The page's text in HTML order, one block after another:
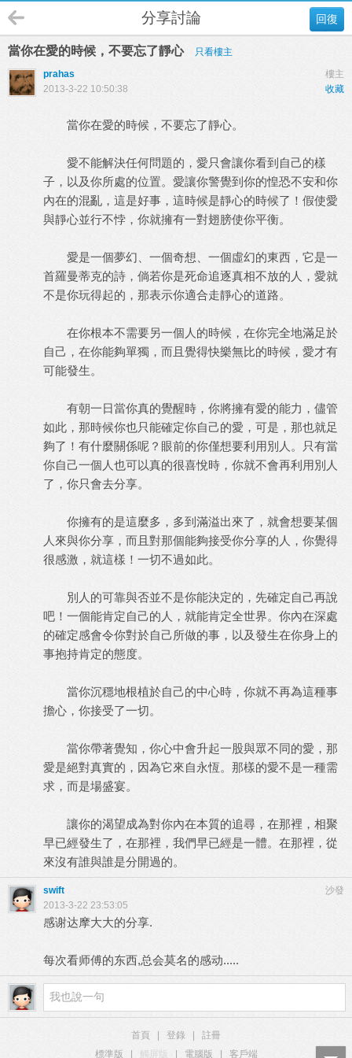
回復
分享討論
當你在愛的時候，不要忘了靜心
只看樓主
樓主
prahas
收藏
2013-3-22 10:50:38
當你在愛的時候，不要忘了靜心。
愛不能解決任何問題的，愛只會讓你看到自己的樣
子，以及你所處的位置。愛讓你警覺到你的惶恐不安和你
內在的混亂，這是好事，這時候是靜心的時候了！假使愛
與靜心並行不悖，你就擁有一對翅膀使你平衡。
愛是一個夢幻、一個奇想、一個虛幻的東西，它是一
首羅曼蒂克的詩，倘若你是死命追逐真相不放的人，愛就
不是你玩得起的，那表示你適合走靜心的道路。
在你根本不需要另一個人的時候，在你完全地滿足於
自己，在你能夠單獨，而且覺得快樂無比的時候，愛才有
可能發生。
有朝一日當你真的覺醒時，你將擁有愛的能力，儘管
如此，那時候你也只能確定你自己的愛，可是，那也就足
夠了！有什麼關係呢？眼前的你僅想要利用別人。只有當
你自己一個人也可以真的很喜悅時，你就不會再利用別人
了，你只會去分享。
你擁有的是這麼多，多到滿溢出來了，就會想要某個
人來與你分享，而且對那個能夠接受你分享的人，你覺得
很感激，就這樣！一切不過如此。
別人的可靠與否並不是你能決定的，先確定自己再說
吧！一個能肯定自己的人，就能肯定全世界。你內在深處
的確定感會令你對於自己所做的事，以及發生在你身上的
事抱持肯定的態度。
當你沉穩地根植於自己的中心時，你就不再為這種事
擔心，你接受了一切。
當你帶著覺知，你心中會升起一股與眾不同的愛，那
愛是絕對真實的，因為它來自永恆。那樣的愛不是一種需
求，而是場盛宴。
讓你的渴望成為對你內在本質的追尋，在那裡，相聚
早已經發生了，在那裡，我們早已經是一體。在那裡，從
來沒有誰與誰是分開過的。
沙發
swift
2013-3-22 23:53:05
感谢达摩大大的分享.
每次看师傅的东西,总会莫名的感动.....
首頁 登錄
註冊
標準版
觸屏版 電腦版 客戶端